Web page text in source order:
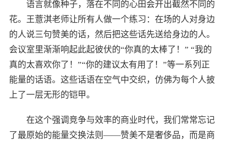
语言就像种子，落在不同的心田会开出截然不同的
花。王薏淇老师让所有人做一个练习：在场的人对身边
的人说三句赞美的话，然后把这些话先送给身边的人。
会议室里渐渐响起此起彼伏的“你真的太棒了！” “我的
真的太喜欢你了！”“你的建议太有用了！”等一系列正
能量的话语。这些话语在空气中交织，仿佛为每个人披
上了一层无形的铠甲。
在这个强调竞争与效率的商业时代，我们常常忘记
了最原始的能量交换法则——赞美不是奢侈品，而是商